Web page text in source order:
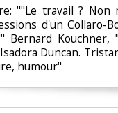
""Le travail ? Non
d'un Collaro-
Bernard Kouchner,
Duncan.
humour"‎